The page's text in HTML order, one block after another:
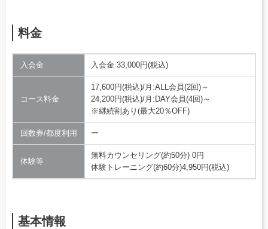
料金
入会金 入会金 33,000円(税込)
コース料金
17,600円(税込)/月:ALL会員(2回)～
24,200円(税込)/月:DAY会員(4回)～
※継続割あり(最大20％OFF)
回数券/都度利用 ー
体験等
無料カウンセリング(約50分) 0円
体験トレーニング(約60分)4,950円(税込)
基本情報